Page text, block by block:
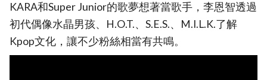
KARA和Super Junior的歌夢想著當歌手，李恩智透過
初代偶像水晶男孩、H.O.T.、S.E.S.、M.I.L.K.了解
Kpop文化，讓不少粉絲相當有共鳴。